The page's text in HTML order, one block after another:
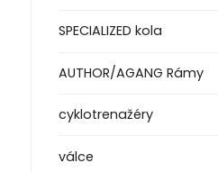
SPECIALIZED kola
AUTHOR/AGANG Rámy
cyklotrenažéry
válce